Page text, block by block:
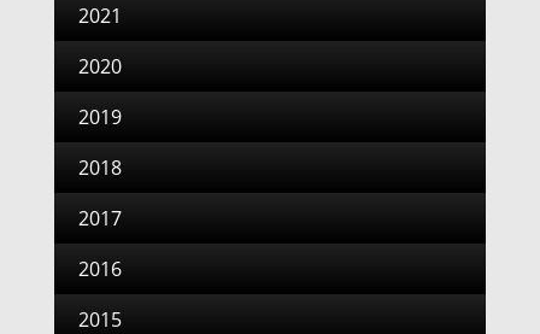
2021
2020
2019
2018
2017
2016
2015